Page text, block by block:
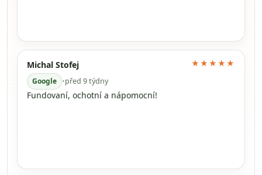
Michal Stofej
Google •před 9 týdny
★★★★★
Fundovaní, ochotní a nápomocní!